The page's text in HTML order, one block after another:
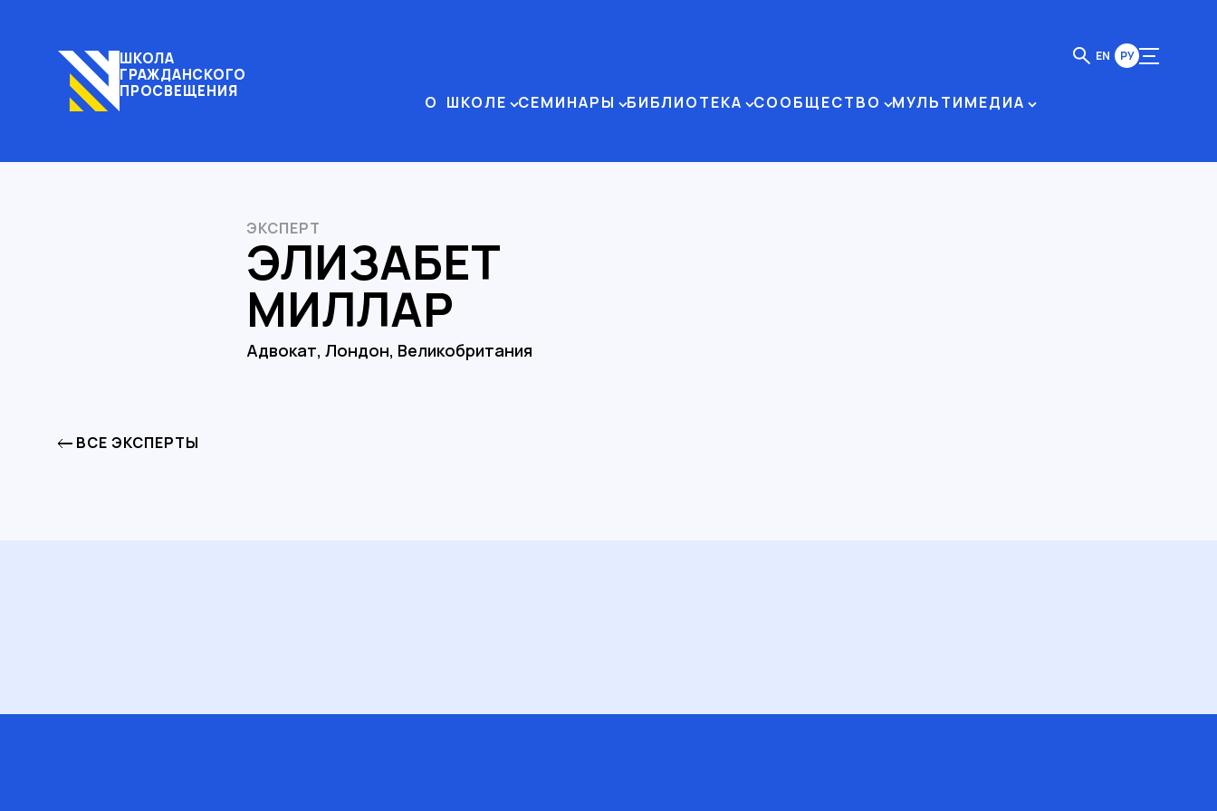
ШКОЛА
ГРАЖДАНСКОГО
ПРОСВЕЩЕНИЯ
О ШКОЛЕ СЕМИНАРЫ БИБЛИОТЕКА СООБЩЕСТВО МУЛЬТИМЕДИА
EN РУ
ЭКСПЕРТ
ЭЛИЗАБЕТ
МИЛЛАР
Адвокат, Лондон, Великобритания
ВСЕ ЭКСПЕРТЫ